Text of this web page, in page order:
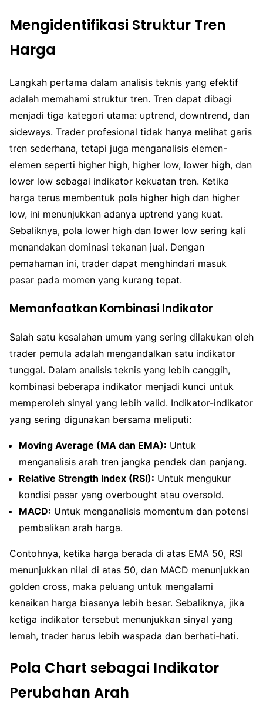
Mengidentifikasi Struktur Tren
Harga
Langkah pertama dalam analisis teknis yang efektif
adalah memahami struktur tren. Tren dapat dibagi
menjadi tiga kategori utama: uptrend, downtrend, dan
sideways. Trader profesional tidak hanya melihat garis
tren sederhana, tetapi juga menganalisis elemen-
elemen seperti higher high, higher low, lower high, dan
lower low sebagai indikator kekuatan tren. Ketika
harga terus membentuk pola higher high dan higher
low, ini menunjukkan adanya uptrend yang kuat.
Sebaliknya, pola lower high dan lower low sering kali
menandakan dominasi tekanan jual. Dengan
pemahaman ini, trader dapat menghindari masuk
pasar pada momen yang kurang tepat.
Memanfaatkan Kombinasi Indikator
Salah satu kesalahan umum yang sering dilakukan oleh
trader pemula adalah mengandalkan satu indikator
tunggal. Dalam analisis teknis yang lebih canggih,
kombinasi beberapa indikator menjadi kunci untuk
memperoleh sinyal yang lebih valid. Indikator-indikator
yang sering digunakan bersama meliputi:
Moving Average (MA dan EMA): Untuk
menganalisis arah tren jangka pendek dan panjang.
Relative Strength Index (RSI): Untuk mengukur
kondisi pasar yang overbought atau oversold.
MACD: Untuk menganalisis momentum dan potensi
pembalikan arah harga.
Contohnya, ketika harga berada di atas EMA 50, RSI
menunjukkan nilai di atas 50, dan MACD menunjukkan
golden cross, maka peluang untuk mengalami
kenaikan harga biasanya lebih besar. Sebaliknya, jika
ketiga indikator tersebut menunjukkan sinyal yang
lemah, trader harus lebih waspada dan berhati-hati.
Pola Chart sebagai Indikator
Perubahan Arah